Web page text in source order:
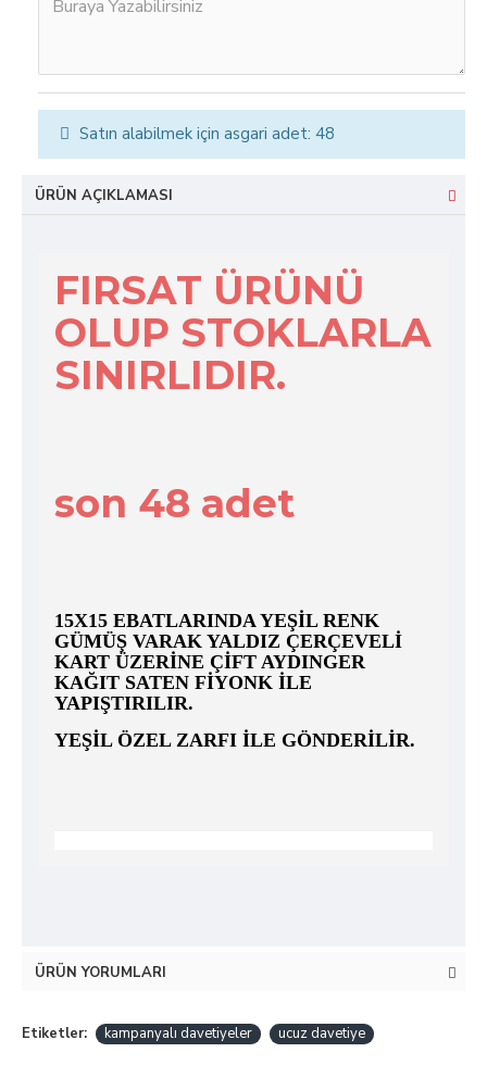
Satın alabilmek için asgari adet: 48
ÜRÜN AÇIKLAMASI
FIRSAT ÜRÜNÜ
OLUP STOKLARLA
SINIRLIDIR.
son 48 adet
15X15 EBATLARINDA YEŞIL RENK
GÜMÜŞ VARAK YALDIZ ÇERÇEVELI
KART ÜZERINE ÇIFT AYDINGER
KAĞIT SATEN FIYONK ILE
YAPIŞTIRILIR.
YEŞIL ÖZEL ZARFI ILE GÖNDERILIR.
ÜRÜN YORUMLARI
Etiketler: kampanyalı davetiyeler ucuz davetiye